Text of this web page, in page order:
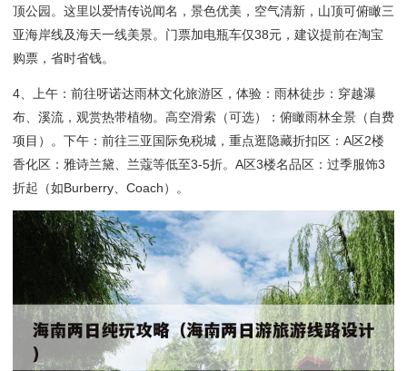
顶公园。这里以爱情传说闻名，景色优美，空气清新，山顶可俯瞰三
亚海岸线及海天一线美景。门票加电瓶车仅38元，建议提前在淘宝
购票，省时省钱。
4、上午：前往呀诺达雨林文化旅游区，体验：雨林徒步：穿越瀑
布、溪流，观赏热带植物。高空滑索（可选）：俯瞰雨林全景（自费
项目）。下午：前往三亚国际免税城，重点逛隐藏折扣区：A区2楼
香化区：雅诗兰黛、兰蔻等低至3-5折。A区3楼名品区：过季服饰3
折起（如Burberry、Coach）。